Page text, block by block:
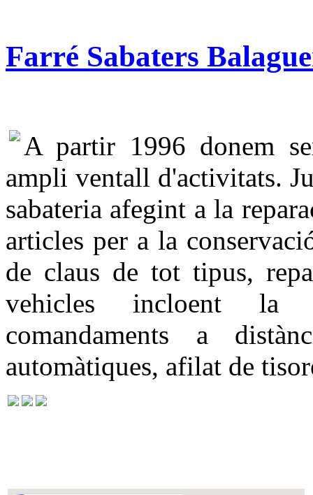
Farré Sabaters
A partir 1996 donem
ampli ventall d'activitats.
sabateria afegint a la
articles per a la
de claus de tot tipus,
vehicles incloent la
comandaments a
automàtiques, afilat de